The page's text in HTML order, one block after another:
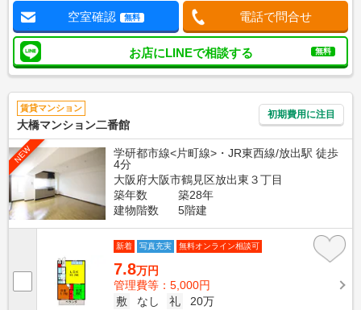
空室確認 無料 電話で問合せ
お店にLINEで相談する 無料
賃貸マンション
大橋マンション二番館
初期費用に注目
NEW
学研都市線<片町線>・JR東西線/放出駅 徒歩
4分
大阪府大阪市鶴見区放出東３丁目
築年数
築28年
建物階数
5階建
新着 写真充実 無料オンライン相談可
7.8万円
管理費等：5,000円
敷
なし 礼
20万